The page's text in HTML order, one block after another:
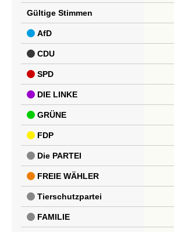
Gültige Stimmen
AfD
CDU
SPD
DIE LINKE
GRÜNE
FDP
Die PARTEI
FREIE WÄHLER
Tierschutzpartei
FAMILIE